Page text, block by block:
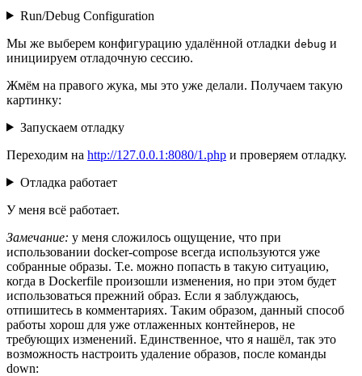
Run/Debug Configuration
Мы же выберем конфигурацию удалённой отладки debug и
инициируем отладочную сессию.
Жмём на правого жука, мы это уже делали. Получаем такую
картинку:
Запускаем отладку
Переходим на http://127.0.0.1:8080/1.php и проверяем отладку.
Отладка работает
У меня всё работает.
Замечание: у меня сложилось ощущение, что при
использовании docker-compose всегда используются уже
собранные образы. Т.е. можно попасть в такую ситуацию,
когда в Dockerfile произошли изменения, но при этом будет
использоваться прежний образ. Если я заблуждаюсь,
отпишитесь в комментариях. Таким образом, данный способ
работы хорош для уже отлаженных контейнеров, не
требующих изменений. Единственное, что я нашёл, так это
возможность настроить удаление образов, после команды
down: